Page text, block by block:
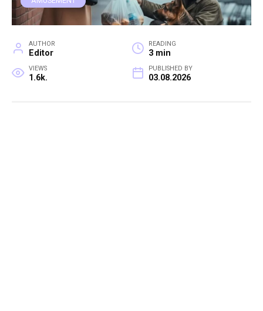
AUTHOR
Editor
READING
3 min
VIEWS
1.6k.
PUBLISHED BY
03.08.2026